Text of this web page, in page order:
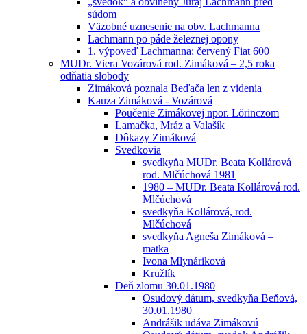
súdom
Väzobné uznesenie na obv. Lachmanna
Lachmann po páde železnej opony
1. výpoveď Lachmanna: červený Fiat 600
MUDr. Viera Vozárová rod. Zimáková – 2,5 roka
odňatia slobody
Zimáková poznala Beďača len z videnia
Kauza Zimáková - Vozárová
Poučenie Zimákovej npor. Lörinczom
Lamačka, Mráz a Valašík
Dôkazy Zimáková
Svedkovia
svedkyňa MUDr. Beata Kollárová
rod. Mlčúchová 1981
1980 – MUDr. Beata Kollárová rod.
Mlčúchová
svedkyňa Kollárová, rod.
Mlčúchová
svedkyňa Agneša Zimáková –
matka
Ivona Mlynáriková
Kružlík
Deň zlomu 30.01.1980
Osudový dátum, svedkyňa Beňová,
30.01.1980
Andrášik udáva Zimákovú